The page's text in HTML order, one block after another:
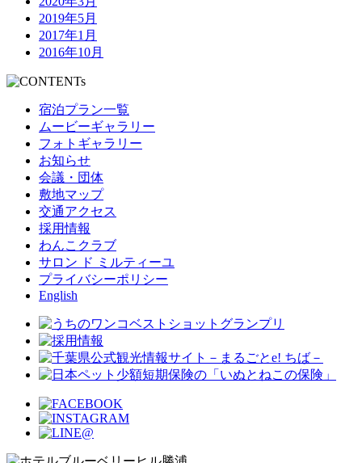
2019年5月
2017年1月
2016年10月
宿泊プラン一覧
ムービーギャラリー
フォトギャラリー
お知らせ
会議・団体
敷地マップ
交通アクセス
採用情報
わんこクラブ
サロン ド ミルティーユ
プライバシーポリシー
English